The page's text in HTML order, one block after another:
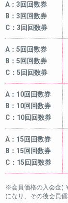
A：3回回数券
B：3回回数券
C：3回回数券
A：5回回数券
B：5回回数券
C：5回回数券
A：10回回数券
B：10回回数券
C：10回回数券
A：15回回数券
B：15回回数券
C：15回回数券
※会員価格の入会金(
になり、その後会員